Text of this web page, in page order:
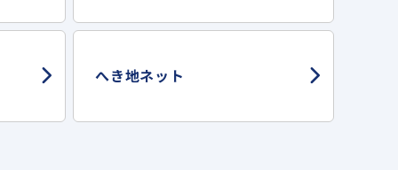
へき地ネット